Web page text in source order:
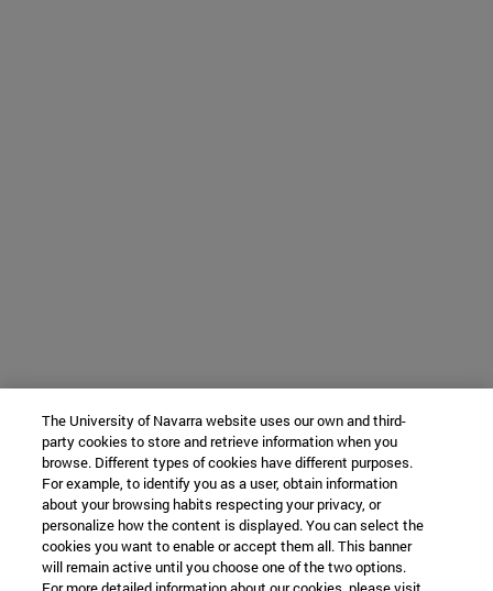
The University of Navarra website uses our own and third-
party cookies to store and retrieve information when you
browse. Different types of cookies have different purposes.
For example, to identify you as a user, obtain information
about your browsing habits respecting your privacy, or
personalize how the content is displayed. You can select the
cookies you want to enable or accept them all. This banner
will remain active until you choose one of the two options.